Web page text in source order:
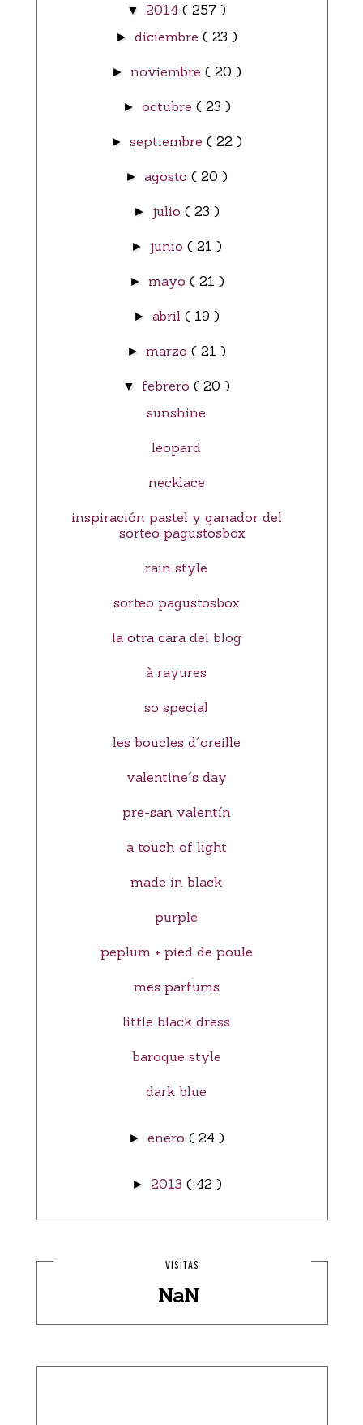
▼ 2014 ( 257 )
► diciembre ( 23 )
► noviembre ( 20 )
► octubre ( 23 )
► septiembre ( 22 )
► agosto ( 20 )
► julio ( 23 )
► junio ( 21 )
► mayo ( 21 )
► abril ( 19 )
► marzo ( 21 )
▼ febrero ( 20 )
sunshine
leopard
necklace
inspiración pastel y ganador del
sorteo pagustosbox
rain style
sorteo pagustosbox
la otra cara del blog
à rayures
so special
les boucles d´oreille
valentine´s day
pre-san valentín
a touch of light
made in black
purple
peplum + pied de poule
mes parfums
little black dress
baroque style
dark blue
► enero ( 24 )
► 2013 ( 42 )
VISITAS
NaN